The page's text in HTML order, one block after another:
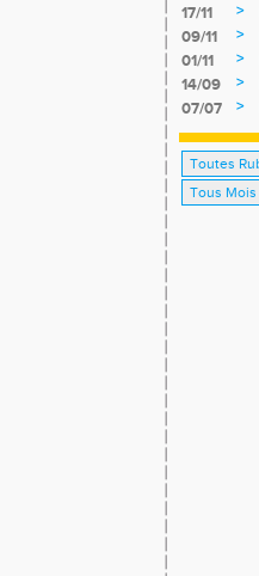
17/11
>
09/11
>
01/11
>
14/09
>
07/07
>